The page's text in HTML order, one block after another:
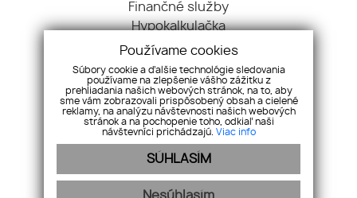
Finančné služby
Hypokalkulačka
Blog
Cookies
Kontakt
Nehnuteľnosti
Referencie
Ochrana OÚ
Pravidlá súťaže
Pre maklérov
Používame cookies
Súbory cookie a ďalšie technológie sledovania
používame na zlepšenie vášho zážitku z
prehliadania našich webových stránok, na to, aby
sme vám zobrazovali prispôsobený obsah a cielené
reklamy, na analýzu návštevnosti našich webových
stránok a na pochopenie toho, odkiaľ naši
návštevníci prichádzajú. Viac info
SÚHLASÍM